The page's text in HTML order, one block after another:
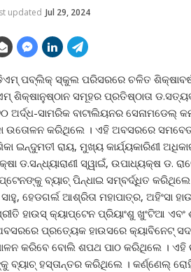
updated Jul 29, 2024
ପବ୍ଲିକ୍ ସ୍କୁଲ ପରିସରରେ ଚଳିତ ଶିକ୍ଷାବର୍ଷ
ଶିକ୍ଷାନୁଷ୍ଠାନ ସମୂହର ପ୍ରତିଷ୍ଠାତା
ଅର୍ଦ୍ଧ-ସାମରିକ ବାଟାଲିୟନର ସେନାମଡେଲ୍
ଉତୋଳନ କରିଥିଲେ । ଏହି ଅବସରରେ
ଇନ୍ଦୁମତୀ ରାୟ, ମୁଖ୍ୟ କାର୍ଯ୍ୟକାରିଣୀ
ଡ.ସନ୍ଧ୍ୟାରାଣୀ ସ୍ୱାଇଁ, ଉପାଧ୍ୟକ୍ଷ ଡ.
ବ୍ୟାଚ୍ ପିନ୍ଧାଇ ସମ୍ବର୍ଦ୍ଧିତ କରିଥିଲେ
ହେଡଗର୍ଲ ଆଶ୍ରିତା ମହାପାତ୍ର, ଅହିଂସା
ହାଉସ୍ କ୍ୟାପ୍ଟେନ ପ୍ରିୟାଂଶୁ ଖୁଂଟିଆ
ପ୍ରତ୍ୟେକ ହାଉସରେ କ୍ୟାବିନେଟ୍
କରିବେ ବୋଲି ଶପଥ ପାଠ କରିଥିଲେ । ଏହି
ବ୍ୟାଚ୍ ହସ୍ତାନ୍ତର କରିଥିଲେ । କର୍ଣ୍ଣେଲ୍